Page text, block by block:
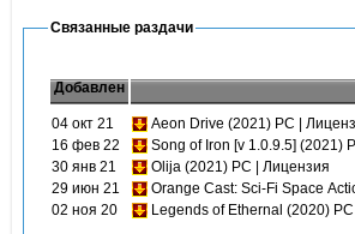
Связанные раздачи
Добавлен
04 окт 21
Aeon Drive (2021) PC |
16 фев 22
Song of Iron [v 1.0.9.5] (2021)
30 янв 21
Olija (2021) PC | Лицензия
29 июн 21
Orange Cast: Sci-Fi Space
02 ноя 20
Legends of Ethernal (2020)